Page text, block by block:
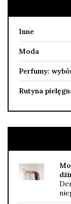
Inne
Moda
Perfumy:
Rutyna